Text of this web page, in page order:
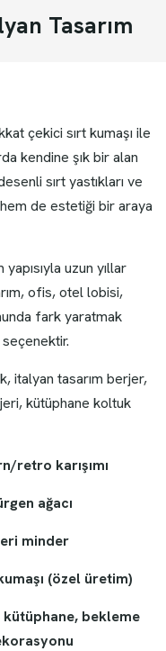
Tasarım
çekici sırt kumaşı ile
kendine şık bir alan
sırt yastıkları ve
de estetiği bir araya
uzun yıllar
ofis, otel lobisi,
fark yaratmak
italyan tasarım berjer,
kütüphane koltuk
retro karışımı
ağacı
minder
(özel üretim)
kütüphane, bekleme